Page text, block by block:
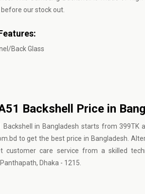
our stock out.
Back Glass
Backshell Price in
in Bangladesh starts from 399TK
to get the best price in Bangladesh.
customer care service from a skilled
Dhaka - 1215.